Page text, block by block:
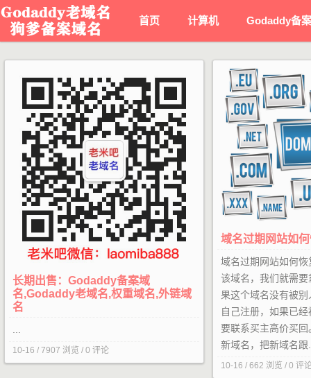
首页 计算机 Godaddy备
长期出售：Godaddy备案域
名,Godaddy老域名,权重域名,外链域
名
10-16 / 7907 浏览 / 0 评论
域名过期网站如
域名过期网站如何
该域名，我们就需
果这个域名没有被
自己注册，如果已
要联系买主高价买
新域名，把新域名跟
10-16 / 662 浏览 / 0 评